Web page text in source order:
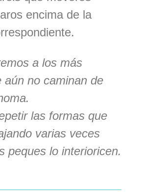
encima de la
a los más
aún no caminan de
las formas que
varias veces
peques lo interioricen.